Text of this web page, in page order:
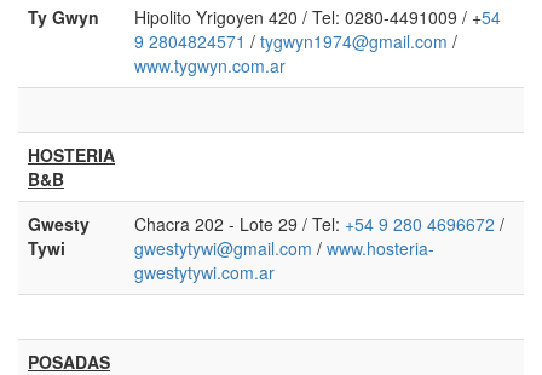
Ty Gwyn
Hipolito Yrigoyen 420 / Tel: 0280-4491009 / +54
9 2804824571 / tygwyn1974@gmail.com /
www.tygwyn.com.ar
HOSTERIA
B&B
Gwesty
Tywi
Chacra 202 - Lote 29 / Tel: +54 9 280 4696672 /
gwestytywi@gmail.com / www.hosteria-
gwestytywi.com.ar
POSADAS